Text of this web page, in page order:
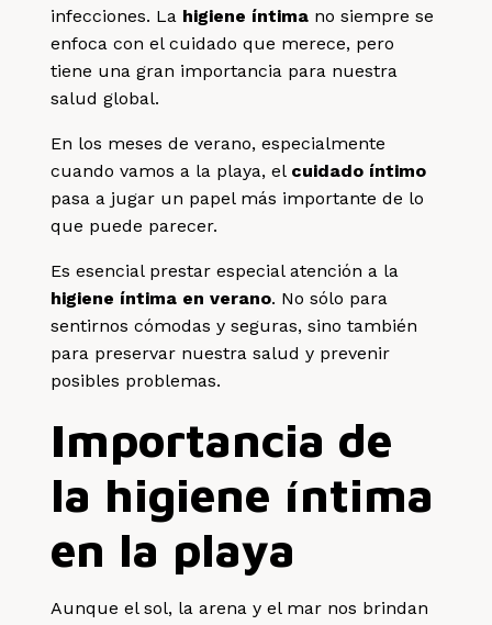
infecciones. La higiene íntima no siempre se
enfoca con el cuidado que merece, pero
tiene una gran importancia para nuestra
salud global.
En los meses de verano, especialmente
cuando vamos a la playa, el cuidado íntimo
pasa a jugar un papel más importante de lo
que puede parecer.
Es esencial prestar especial atención a la
higiene íntima en verano. No sólo para
sentirnos cómodas y seguras, sino también
para preservar nuestra salud y prevenir
posibles problemas.
Importancia de
la higiene íntima
en la playa
Aunque el sol, la arena y el mar nos brindan